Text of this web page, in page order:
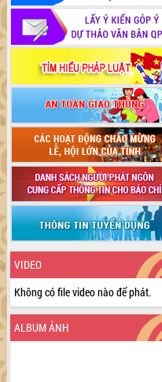
VIDEO
Không có file video nào để phát.
ALBUM ẢNH